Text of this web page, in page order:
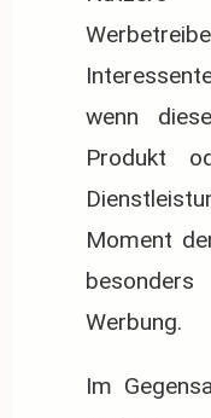
wenn
Produkt
Moment
Werbung.
Im